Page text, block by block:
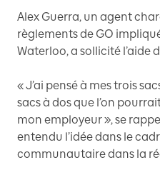
Alex Guerra, un agent
règlements de GO
Waterloo, a sollicité l’aide
« J’ai pensé à mes trois
sacs à dos que l’on
mon employeur », se
entendu l’idée dans le
communautaire dans la